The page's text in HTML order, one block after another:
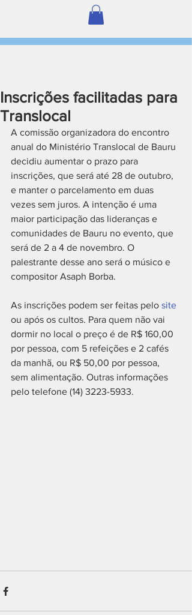
Inscrições facilitadas para
Translocal
A comissão organizadora do encontro
anual do Ministério Translocal de Bauru
decidiu aumentar o prazo para
inscrições, que será até 28 de outubro,
e manter o parcelamento em duas
vezes sem juros. A intenção é uma
maior participação das lideranças e
comunidades de Bauru no evento, que
será de 2 a 4 de novembro. O
palestrante desse ano será o músico e
compositor Asaph Borba.
As inscrições podem ser feitas pelo site
ou após os cultos. Para quem não vai
dormir no local o preço é de R$ 160,00
por pessoa, com 5 refeições e 2 cafés
da manhã, ou R$ 50,00 por pessoa,
sem alimentação. Outras informações
pelo telefone (14) 3223-5933.